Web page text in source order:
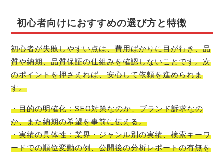
初心者向けにおすすめの選び方と特徴
初心者が失敗しやすい点は、費用ばかりに目が行き、品
質や納期、品質保証の仕組みを確認しないことです。次
のポイントを押さえれば、安心して依頼を進められま
す。
・目的の明確化：SEO対策なのか、ブランド訴求なの
か、また納期の希望を事前に伝える。
・実績の具体性：業界・ジャンル別の実績、検索キーワ
ードでの順位変動の例、公開後の分析レポートの有無を